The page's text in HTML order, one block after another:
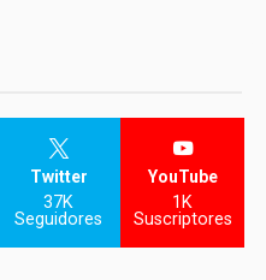
Twitter
37K
Seguidores
YouTube
1K
Suscriptores